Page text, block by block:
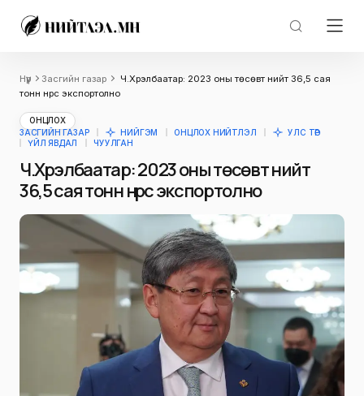
Нүүр Засгийн газар
Ч.Хүрэлбаатар: 2023 оны төсөвт нийт 36,5 сая
тонн нүүрс экспортолно
ОНЦЛОХ
ЗАСГИЙН ГАЗАР
НИЙГЭМ ОНЦЛОХ НИЙТЛЭЛ
УЛС ТӨР
ҮЙЛ ЯВДАЛ
ЧУУЛГАН
Ч.Хүрэлбаатар: 2023 оны төсөвт нийт
36,5 сая тонн нүүрс экспортолно